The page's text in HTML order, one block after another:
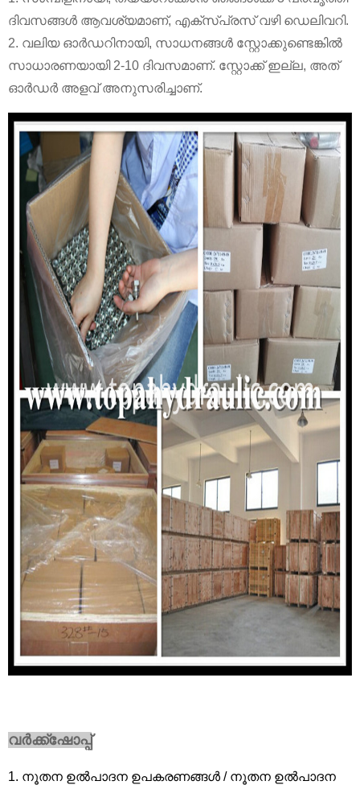
ദിവസങ്ങൾ ആവശ്യമാണ്, എക്സ്പ്രസ് വഴി ഡെലിവറി.
2. വലിയ ഓർ‌ഡറിനായി, സാധനങ്ങൾ‌ സ്റ്റോക്കുണ്ടെങ്കിൽ‌
സാധാരണയായി 2-10 ദിവസമാണ്. സ്റ്റോക്ക് ഇല്ല, അത്
ഓർഡർ അളവ് അനുസരിച്ചാണ്.
വർക്ക്‌ഷോപ്പ്
1. നൂതന ഉൽ‌പാദന ഉപകരണങ്ങൾ / നൂതന ഉൽ‌പാദന